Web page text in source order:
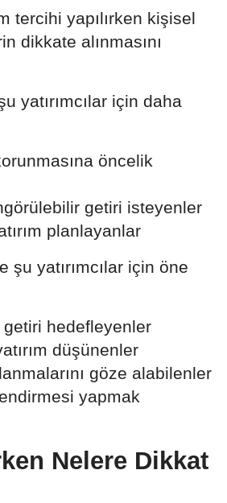
tercihi yapılırken kişisel
dikkate alınmasını
yatırımcılar için daha
öncelik
getiri isteyenler
planlayanlar
şu yatırımcılar için öne
hedefleyenler
düşünenler
göze alabilenler
yapmak
Nelere Dikkat